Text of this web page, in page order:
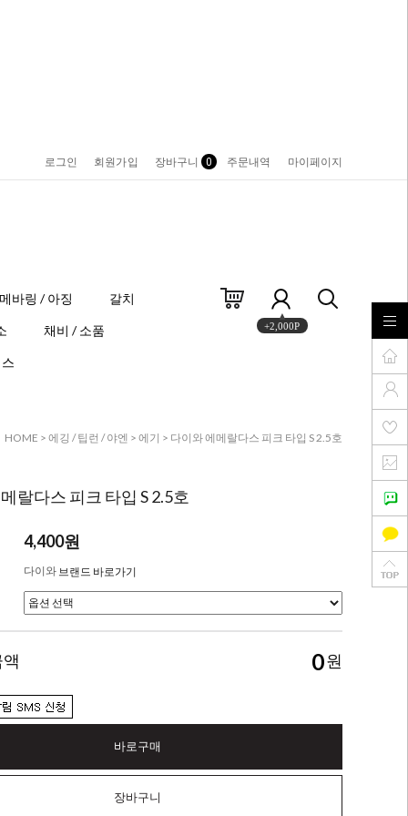
로그인 회원가입 장바구니 0 주문내역 마이페이지
메바링 / 아징 갈치
채비 / 소품 +2,000P
HOME > 에깅 / 팁런 / 야엔 > 에기 > 다이와 에메랄다스 피크 타입 S 2.5호
랄다스 피크 타입 S 2.5호
4,400원
다이와 브랜드 바로가기
0원
바로구매
장바구니